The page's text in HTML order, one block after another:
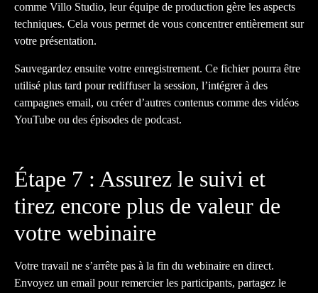
comme Villo Studio, leur équipe de production gère les aspects
techniques. Cela vous permet de vous concentrer entièrement sur
votre présentation.
Sauvegardez ensuite votre enregistrement. Ce fichier pourra être
utilisé plus tard pour rediffuser la session, l’intégrer à des
campagnes email, ou créer d’autres contenus comme des vidéos
YouTube ou des épisodes de podcast.
Étape 7 : Assurez le suivi et
tirez encore plus de valeur de
votre webinaire
Votre travail ne s’arrête pas à la fin du webinaire en direct.
Envoyez un email pour remercier les participants, partagez le